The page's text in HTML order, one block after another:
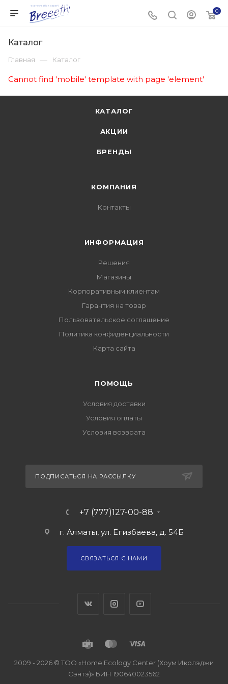
0
Каталог
Главная — Каталог
Cannot find 'mobile' template with page 'element'
КАТАЛОГ
АКЦИИ
БРЕНДЫ
КОМПАНИЯ
Контакты
ИНФОРМАЦИЯ
Решения
Магазины
Корпоративным клиентам
Гарантия на товар
Пользовательское соглашение
Политика конфиденциальности
Карта сайта
ПОМОЩЬ
Условия доставки
Условия оплаты
Условия возврата
ПОДПИСАТЬСЯ НА РАССЫЛКУ
+7 (777)127-00-88
г. Алматы, ул. Егизбаева, д. 54Б
СВЯЗАТЬСЯ С НАМИ
2009 - 2026 © ТОО «Home Ecology Center (Хоум Иколэджи
Сэнтэ)» БИН 190640023562